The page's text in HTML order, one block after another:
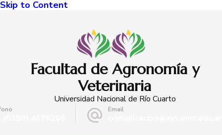
Skip to Content
Facultad de Agronomía y
Veterinaria
Universidad Nacional de Río Cuarto
Email